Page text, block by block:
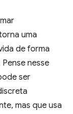
uma
de forma
nesse
ser
mas que usa